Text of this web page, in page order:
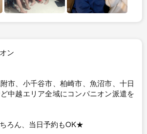
ン
市、小千谷市、柏崎市、魚沼市、十日
中越エリア全域にコンパニオン派遣を
ろん、当日予約もOK★